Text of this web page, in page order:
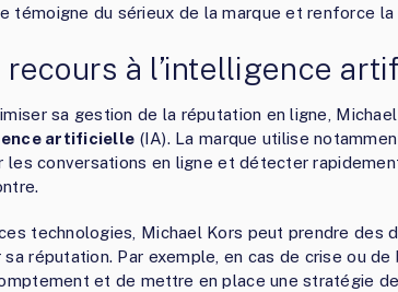
témoigne du sérieux de la marque et renforce
recours à l’intelligence
sa gestion de la réputation en ligne,
artificielle (IA). La marque utilise
les conversations en ligne et détecter
technologies, Michael Kors peut prendre des
réputation. Par exemple, en cas de crise ou
et de mettre en place une stratégie